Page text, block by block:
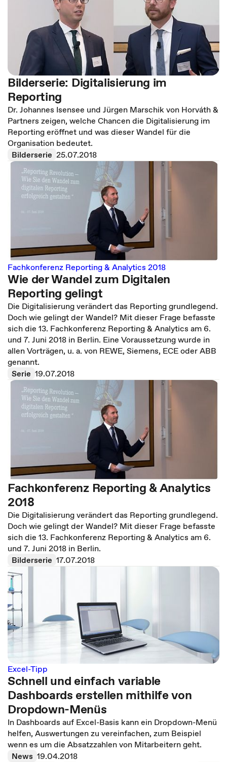
Bilderserie: Digitalisierung im
Reporting
Dr. Johannes Isensee und Jürgen Marschik von Horváth &
Partners zeigen, welche Chancen die Digitalisierung im
Reporting eröffnet und was dieser Wandel für die
Organisation bedeutet.
Bilderserie 25.07.2018
Fachkonferenz Reporting & Analytics 2018
Wie der Wandel zum Digitalen
Reporting gelingt
Die Digitalisierung verändert das Reporting grundlegend.
Doch wie gelingt der Wandel? Mit dieser Frage befasste
sich die 13. Fachkonferenz Reporting & Analytics am 6.
und 7. Juni 2018 in Berlin. Eine Voraussetzung wurde in
allen Vorträgen, u. a. von REWE, Siemens, ECE oder ABB
genannt.
Serie 19.07.2018
Fachkonferenz Reporting & Analytics
2018
Die Digitalisierung verändert das Reporting grundlegend.
Doch wie gelingt der Wandel? Mit dieser Frage befasste
sich die 13. Fachkonferenz Reporting & Analytics am 6.
und 7. Juni 2018 in Berlin.
Bilderserie 17.07.2018
Excel-Tipp
Schnell und einfach variable
Dashboards erstellen mithilfe von
Dropdown-Menüs
In Dashboards auf Excel-Basis kann ein Dropdown-Menü
helfen, Auswertungen zu vereinfachen, zum Beispiel
wenn es um die Absatzzahlen von Mitarbeitern geht.
News 19.04.2018